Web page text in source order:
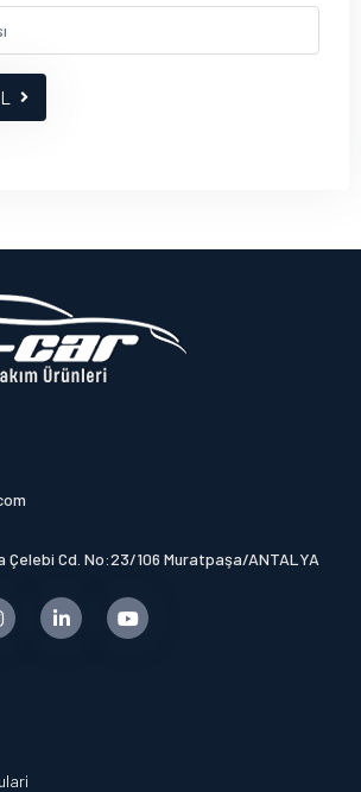
Çelebi Cd. No:23/106 Muratpaşa/ANTALYA